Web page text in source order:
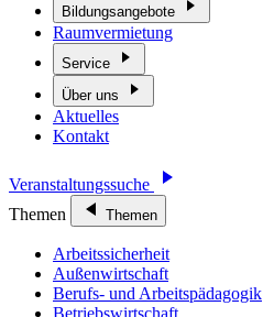
Bildungsangebote
Raumvermietung
Service
Über uns
Aktuelles
Kontakt
Veranstaltungssuche
Themen
Themen
Arbeitssicherheit
Außenwirtschaft
Berufs- und Arbeitspädagogik
Betriebswirtschaft